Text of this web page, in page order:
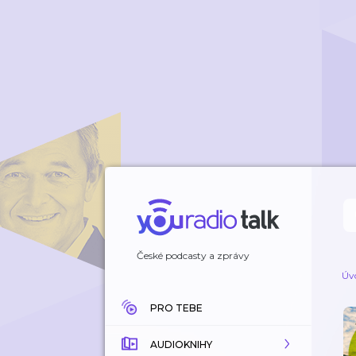
České podcasty a zprávy
PRO TEBE
AUDIOKNIHY